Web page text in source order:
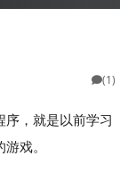
(1)
，就是以前学习
戏。